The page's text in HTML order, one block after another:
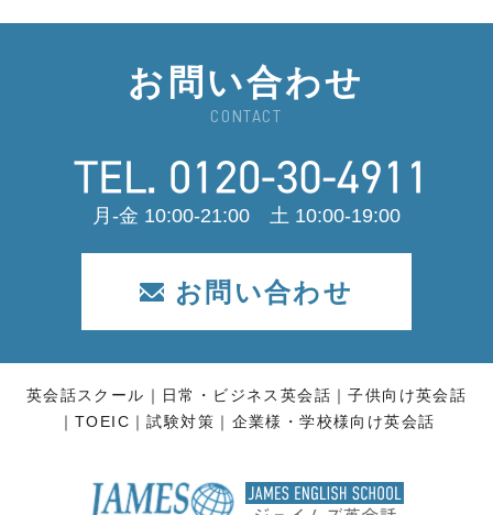
お問い合わせ
CONTACT
月-金 10:00-21:00 土 10:00-19:00
お問い合わせ
英会話スクール 日常・ビジネス英会話
子供向け英会話
TOEIC
試験対策 企業様・学校様向け英会話